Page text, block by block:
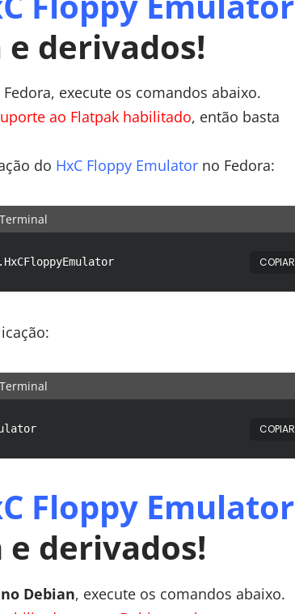
e derivados!
Fedora, execute os comandos abaixo.
ao Flatpak habilitado, então basta
do HxC Floppy Emulator no Fedora:
Terminal
COPIAR
Terminal
COPIAR
Floppy Emulator
e derivados!
no Debian, execute os comandos abaixo.